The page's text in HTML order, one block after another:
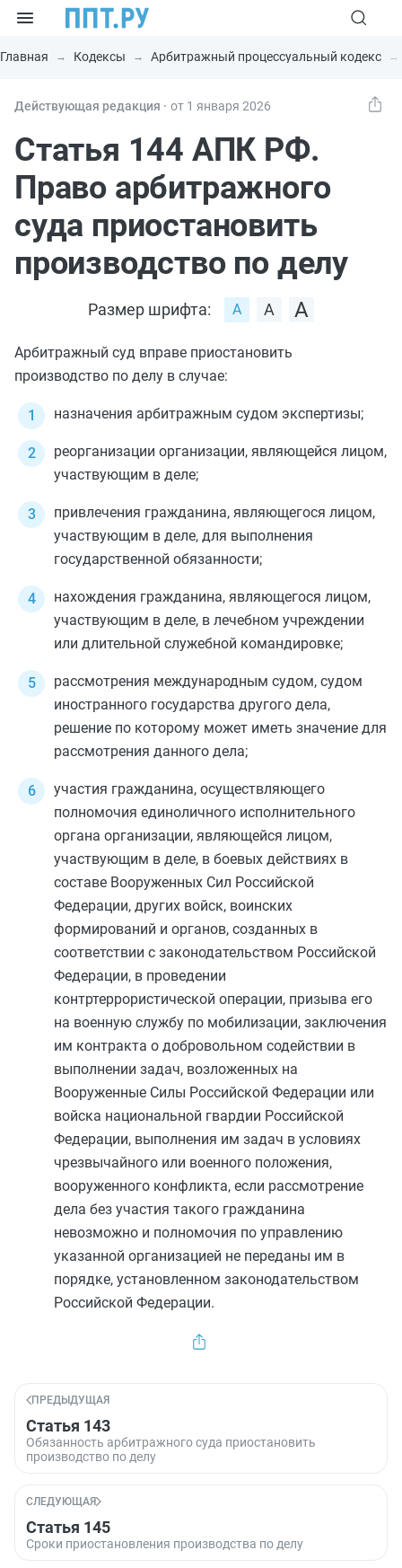
Главная Кодексы Арбитражный процессуальный кодекс
Действующая редакция ⸱ от 1 января 2026
Статья 144 АПК РФ.
Право арбитражного
суда приостановить
производство по делу
Размер шрифта:
Арбитражный суд вправе приостановить
производство по делу в случае:
назначения арбитражным судом экспертизы;
реорганизации организации, являющейся лицом,
участвующим в деле;
привлечения гражданина, являющегося лицом,
участвующим в деле, для выполнения
государственной обязанности;
нахождения гражданина, являющегося лицом,
участвующим в деле, в лечебном учреждении
или длительной служебной командировке;
рассмотрения международным судом, судом
иностранного государства другого дела,
решение по которому может иметь значение для
рассмотрения данного дела;
участия гражданина, осуществляющего
полномочия единоличного исполнительного
органа организации, являющейся лицом,
участвующим в деле, в боевых действиях в
составе Вооруженных Сил Российской
Федерации, других войск, воинских
формирований и органов, созданных в
соответствии с законодательством Российской
Федерации, в проведении
контртеррористической операции, призыва его
на военную службу по мобилизации, заключения
им контракта о добровольном содействии в
выполнении задач, возложенных на
Вооруженные Силы Российской Федерации или
войска национальной гвардии Российской
Федерации, выполнения им задач в условиях
чрезвычайного или военного положения,
вооруженного конфликта, если рассмотрение
дела без участия такого гражданина
невозможно и полномочия по управлению
указанной организацией не переданы им в
порядке, установленном законодательством
Российской Федерации.
ПРЕДЫДУЩАЯ
Статья 143
Обязанность арбитражного суда приостановить
производство по делу
СЛЕДУЮЩАЯ
Статья 145
Сроки приостановления производства по делу